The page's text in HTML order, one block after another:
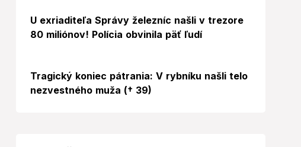
U exriaditeľa Správy železníc našli v trezore
80 miliónov! Polícia obvinila päť ľudí
Tragický koniec pátrania: V rybníku našli telo
nezvestného muža († 39)